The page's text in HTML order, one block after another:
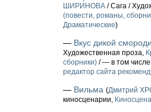
ШИРИНОВА / Сага /
(повести, романы,
Драматические)
— Вкус дикой
Художественная проза,
сборники) / — в том
редактор сайта
— Вильма (Дмитрий
киносценарии,